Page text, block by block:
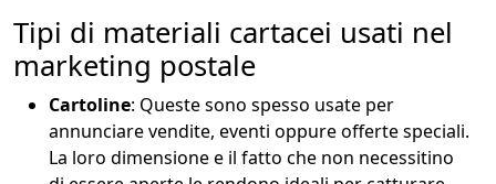
Tipi di materiali cartacei usati nel
marketing postale
Cartoline: Queste sono spesso usate per
annunciare vendite, eventi oppure offerte speciali.
La loro dimensione e il fatto che non necessitino